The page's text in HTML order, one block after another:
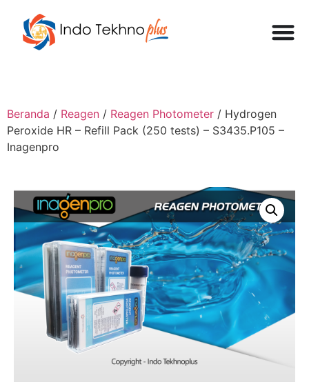
Beranda / Reagen / Reagen Photometer / Hydrogen
Peroxide HR – Refill Pack (250 tests) – S3435.P105 –
Inagenpro